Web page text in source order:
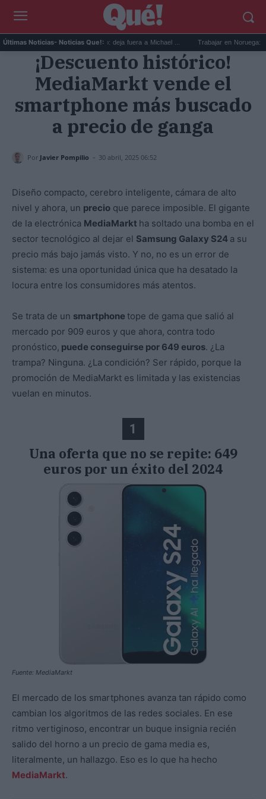
Últimas Noticias- Noticias Que!:
Devin Booker mejor quinteto: deja fuera a Michael ... Trabajar en Noruega:
¡Descuento histórico!
MediaMarkt vende el
smartphone más buscado
a precio de ganga
Por Javier Pompilio - 30 abril, 2025 06:52
Diseño compacto, cerebro inteligente, cámara de alto
nivel y ahora, un precio que parece imposible. El gigante
de la electrónica MediaMarkt ha soltado una bomba en el
sector tecnológico al dejar el Samsung Galaxy S24 a su
precio más bajo jamás visto. Y no, no es un error de
sistema: es una oportunidad única que ha desatado la
locura entre los consumidores más atentos.
Se trata de un smartphone tope de gama que salió al
mercado por 909 euros y que ahora, contra todo
pronóstico, puede conseguirse por 649 euros. ¿La
trampa? Ninguna. ¿La condición? Ser rápido, porque la
promoción de MediaMarkt es limitada y las existencias
vuelan en minutos.
1
Una oferta que no se repite: 649
euros por un éxito del 2024
Fuente: MediaMarkt
El mercado de los smartphones avanza tan rápido como
cambian los algoritmos de las redes sociales. En ese
ritmo vertiginoso, encontrar un buque insignia recién
salido del horno a un precio de gama media es,
literalmente, un hallazgo. Eso es lo que ha hecho
MediaMarkt.